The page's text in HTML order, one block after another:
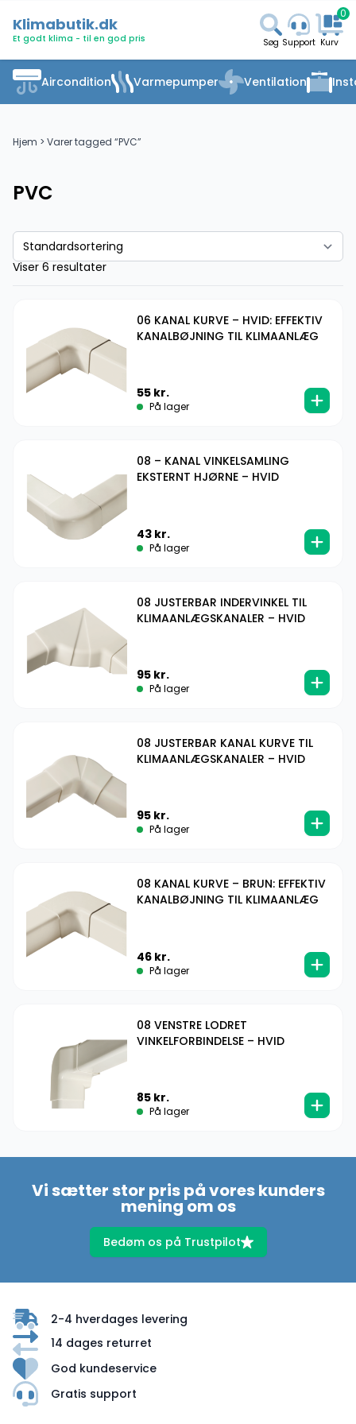
Klimabutik.dk
Et godt klima - til en god pris Søg Support
0
Kurv
Aircondition Varmepumper Ventilation
Hjem > Varer tagged “PVC”
PVC
Viser 6 resultater
06 KANAL KURVE – HVID: EFFEKTIV
KANALBØJNING TIL KLIMAANLÆG
55 kr.
På lager
08 – KANAL VINKELSAMLING
EKSTERNT HJØRNE – HVID
43 kr.
På lager
08 JUSTERBAR INDERVINKEL TIL
KLIMAANLÆGSKANALER – HVID
95 kr.
På lager
08 JUSTERBAR KANAL KURVE TIL
KLIMAANLÆGSKANALER – HVID
95 kr.
På lager
08 KANAL KURVE – BRUN: EFFEKTIV
KANALBØJNING TIL KLIMAANLÆG
46 kr.
På lager
08 VENSTRE LODRET
VINKELFORBINDELSE – HVID
85 kr.
På lager
Vi sætter stor pris på vores kunders
mening om os
Bedøm os på Trustpilot
2-4 hverdages levering
14 dages returret
God kundeservice
Gratis support